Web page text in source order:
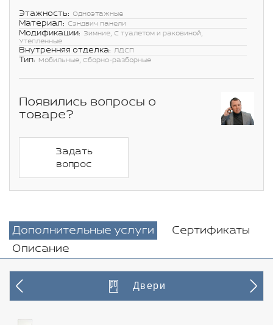
Этажность: Одноэтажные
Материал: Сэндвич панели
Модификации: Зимние, С туалетом и раковиной,
Утепленные
Внутренняя отделка: ЛДСП
Тип: Мобильные, Сборно-разборные
Появились вопросы о
товаре?
Задать
вопрос
Дополнительные услуги
Сертификаты
Описание
Двери